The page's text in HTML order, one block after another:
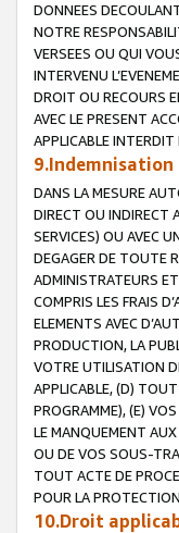
DONNEES
NOTRE
VERSEES OU QUI
INTERVENU
DROIT OU RECOURS
AVEC LE PRESENT
APPLICABLE
9.Indemnisation
DANS LA MESURE
DIRECT OU INDIRECT
SERVICES) OU AVEC
DEGAGER DE TOUTE
ADMINISTRATEURS
COMPRIS LES FRAIS
ELEMENTS AVEC
PRODUCTION, LA
VOTRE UTILISATION
APPLICABLE, (D)
PROGRAMME), (E)
LE MANQUEMENT
OU DE VOS SOUS-
TOUT ACTE DE
POUR LA
10.Droit